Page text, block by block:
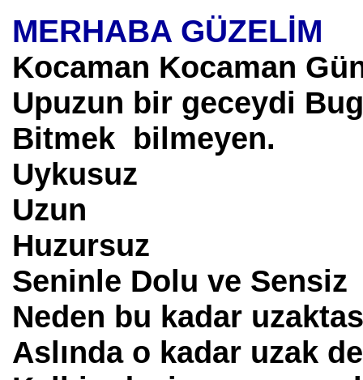
MERHABA GÜZELİM
Kocaman Kocaman
Upuzun bir geceydi
Bitmek bilmeyen.
Uykusuz
Uzun
Huzursuz
Seninle Dolu ve Sensiz
Neden bu kadar
Aslında o kadar uzak